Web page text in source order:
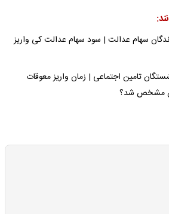
سهام عدالت | سود سهام عدالت کی واریز
تامین اجتماعی | زمان واریز معوقات
مشخص شد؟